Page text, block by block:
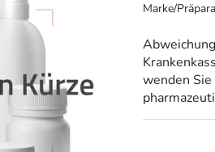
Marke/
wenden